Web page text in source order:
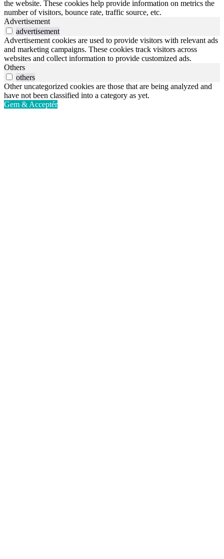
the website. These cookies help provide information on metrics the
number of visitors, bounce rate, traffic source, etc.
Advertisement
advertisement
Advertisement cookies are used to provide visitors with relevant ads
and marketing campaigns. These cookies track visitors across
websites and collect information to provide customized ads.
Others
others
Other uncategorized cookies are those that are being analyzed and
have not been classified into a category as yet.
Gem & Acceptér